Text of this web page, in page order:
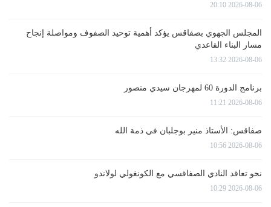
2026-08-06 20:10
المجلس الجهوي بصفاقس يؤكد أهمية توحيد الصفوف ومواصلة إنجاح
مسار البناء القاعدي
2026-08-06 13:32
برنامج الدورة 60 لمهرجان سيدي منصور
2026-08-06 11:21
صفاقس: الأستاذ منير بوجلبان في ذمة الله
2026-08-06 10:56
نحو تعاقد النادي الصفاقسي مع الكونغولي لولاندو
2026-08-06 10:29